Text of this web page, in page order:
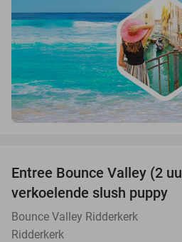
Entree Bounce Valley (2
verkoelende slush puppy
Bounce Valley Ridderkerk
Ridderkerk